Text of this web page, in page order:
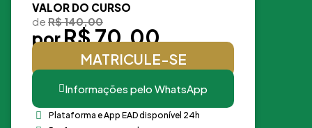
VALOR DO CURSO
de R$ 140,00
porR$ 70,00
MATRICULE-SE
Informações pelo WhatsApp
Plataforma e App EAD disponível 24h